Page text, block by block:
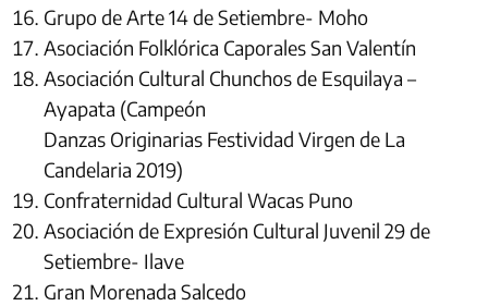
Grupo de Arte 14 de Setiembre- Moho
Asociación Folklórica Caporales San Valentín
Asociación Cultural Chunchos de Esquilaya –
Ayapata (Campeón
Danzas Originarias Festividad Virgen de La
Candelaria 2019)
Confraternidad Cultural Wacas Puno
Asociación de Expresión Cultural Juvenil 29 de
Setiembre- Ilave
Gran Morenada Salcedo